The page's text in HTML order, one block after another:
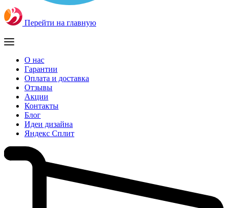
Перейти на главную
О нас
Гарантии
Оплата и доставка
Отзывы
Акции
Контакты
Блог
Идеи дизайна
Яндекс Сплит